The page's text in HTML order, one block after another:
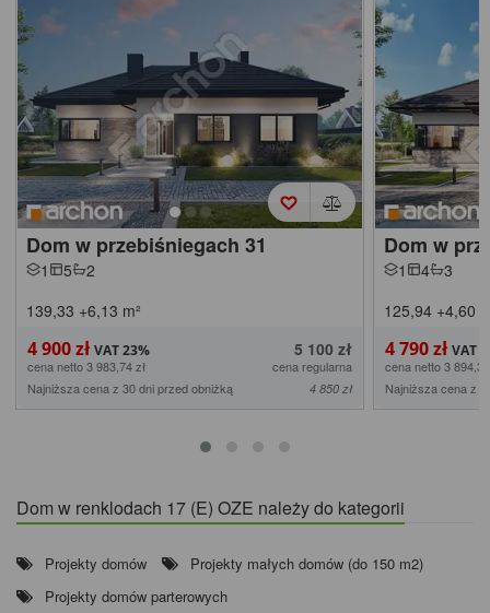
Dom w przebiśniegach 31
1 5
2
139,33 +6,13 m²
4 900 zł 5 100 zł
cena netto 3 983,74 zł
cena regularna
Najniższa cena z 30 dni przed obniżką
4 850 zł
Dom w
1 4
3
125,94 +4,60
4 790 zł
cena netto 3
Najniższa cena z
Dom w renklodach 17 (E) OZE należy do kategorii
Projekty domów
Projekty małych domów (do 150 m2)
Projekty domów parterowych